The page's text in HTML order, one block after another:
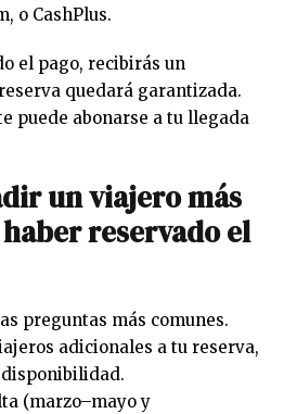
o CashPlus.
el pago, recibirás un
quedará garantizada.
puede abonarse a tu llegada
un viajero más
reservado el
preguntas más comunes.
adicionales a tu reserva,
(marzo–mayo y